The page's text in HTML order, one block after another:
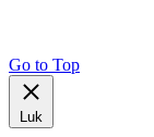
Go to Top
Luk